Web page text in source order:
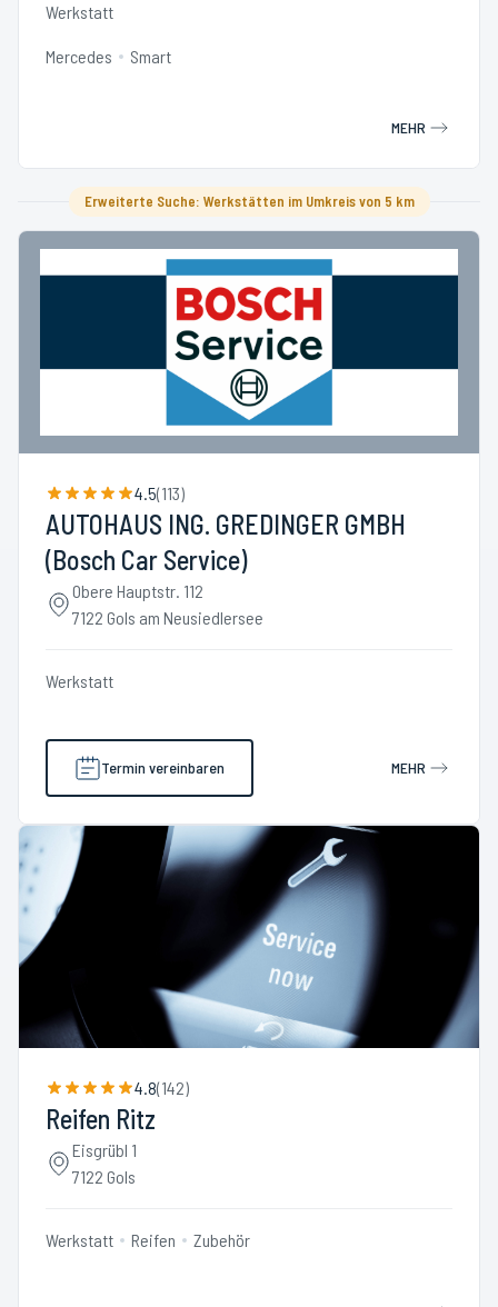
Werkstatt
Mercedes Smart
MEHR
Erweiterte Suche: Werkstätten im Umkreis von 5 km
4.5(113)
AUTOHAUS ING. GREDINGER GMBH
(Bosch Car Service)
Obere Hauptstr. 112
7122 Gols am Neusiedlersee
Werkstatt
Termin vereinbaren MEHR
4.8(142)
Reifen Ritz
Eisgrübl 1
7122 Gols
Werkstatt Reifen Zubehör